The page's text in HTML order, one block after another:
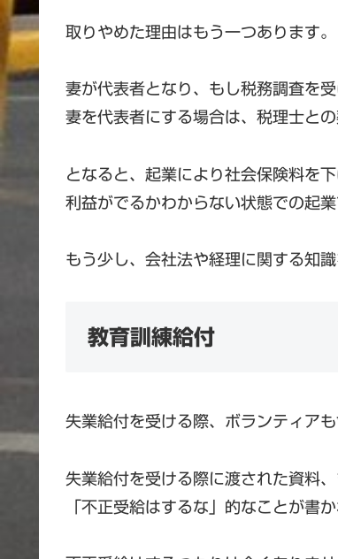
取りやめた理由はもう一つあります。
妻が代表者となり、もし税務調査を
妻を代表者にする場合は、税理士と
となると、起業により社会保険料を
利益がでるかわからない状態での起
もう少し、会社法や経理に関する知
教育訓練給付
失業給付を受ける際、ボランティア
失業給付を受ける際に渡された資料
「不正受給はするな」的なことが書か